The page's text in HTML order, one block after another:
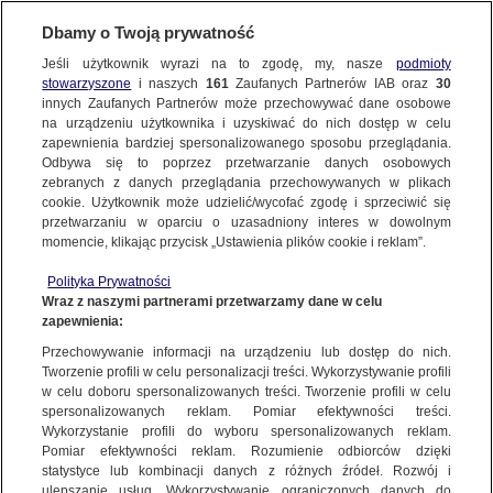
ŚWIAT
Co wiemy o tragicznym wypadku polskiego
autokaru w Chorwacji
6.08.2022, 20:01Aktualizacja:8.08.2022, 15:13
Do wypadku polskiego autokaru doszło 6
sierpnia rano na autostradzie w Chorwacji. W
jego wyniku zginęło 12 osób, a 32 zostały ranne,
w tym wiele ciężko. Dotąd 17 poszkodowanych
osób wróciło do kraju. Stan części z 15 osób
pozostających w szpitalach w Chorwacji
poprawia się. Dwie osoby są wciąż w stanie
Dbamy o Twoją prywatność
Jeśli użytkownik wyrazi na to zgodę, my, nasze podmioty
stowarzyszone i naszych 161Zaufanych Partnerów IAB oraz 30
innych Zaufanych Partnerów może przechowywać dane osobowe
na urządzeniu użytkownika i uzyskiwać do nich dostęp w celu
zapewnienia bardziej spersonalizowanego sposobu przeglądania.
Odbywa się to poprzez przetwarzanie danych osobowych
zebranych z danych przeglądania przechowywanych w plikach
cookie. Użytkownik może udzielić/wycofać zgodę i sprzeciwić się
przetwarzaniu w oparciu o uzasadniony interes w dowolnym
momencie, klikając przycisk „Ustawienia plików cookie i reklam”.
Polityka Prywatności
Wraz z naszymi partnerami przetwarzamy dane w celu
zapewnienia:
Przechowywanie informacji na urządzeniu lub dostęp do nich.
Tworzenie profili w celu personalizacji treści. Wykorzystywanie profili
w celu doboru spersonalizowanych treści. Tworzenie profili w celu
spersonalizowanych reklam. Pomiar efektywności treści.
Wykorzystanie profili do wyboru spersonalizowanych reklam.
Pomiar efektywności reklam. Rozumienie odbiorców dzięki
statystyce lub kombinacji danych z różnych źródeł. Rozwój i